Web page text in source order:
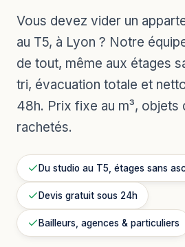
Vous devez vider un
au T5, à Lyon ? Notre
de tout, même aux étages
tri, évacuation totale et
48h. Prix fixe au m³, objets
rachetés.
Du studio au T5, étages sans
Devis gratuit sous 24h
Bailleurs, agences & particuliers